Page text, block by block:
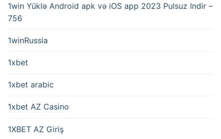
1win Yüklə Android apk və iOS app 2023 Pulsuz Indir –
756
1winRussia
1xbet
1xbet arabic
1xbet AZ Casino
1XBET AZ Giriş